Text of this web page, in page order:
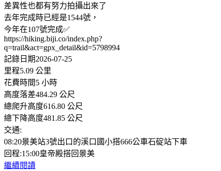
差異性也都有努力拍攝出來了
去年完成時已經是1544號，
今年在107號完成✅
https://hiking.biji.co/index.php?
q=trail&act=gpx_detail&id=5798994
記錄日期2026-07-25
里程5.09 公里
花費時間5 小時
高度落差484.29 公尺
總爬升高度616.80 公尺
總下降高度481.85 公尺
交通:
08:20景美站3號出口的溪口國小搭666公車石碇站下車
回程:15:00皇帝殿搭回景美
繼續閱讀